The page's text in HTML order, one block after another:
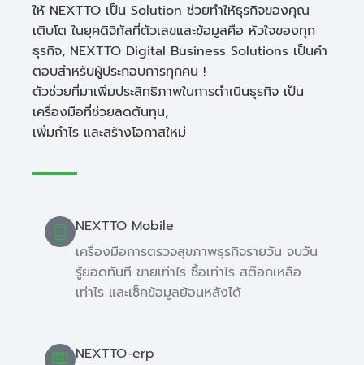
ให้ NEXTTO เป็น Solution ช่วยทำให้ธุรกิจของคุณ
เติบโต ในยุคดิจิทัลที่ตัวเลขและข้อมูลคือ หัวใจของทุก
ธุรกิจ, NEXTTO Digital Business Solutions เป็นคำ
ตอบสำหรับผู้ประกอบการทุกคน !
ตัวช่วยที่มาเพิ่มประสิทธิภาพในการดำเนินธุรกิจ เป็น
เครื่องมือที่ช่วยลดต้นทุน,
เพิ่มกำไร และสร้างโอกาสใหม่
NEXTTO Mobile
เครื่องมือการตรวจสุขภาพธุรกิจรายวัน จบวัน
รู้ยอดทันที ขายเท่าไร ซื้อเท่าไร สต๊อกเหลือ
เท่าไร และเช็คข้อมูลย้อนหลังได้
NEXTTO-erp